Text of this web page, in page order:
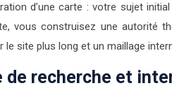
d’une carte : votre sujet
vous construisez une autorité
site plus long et un maillage
recherche et